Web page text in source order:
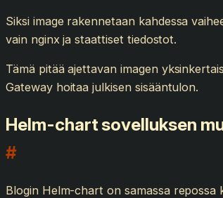
Siksi image rakennetaan kahdessa
vain nginx ja staattiset tiedostot.
Tämä pitää ajettavan imagen
Gateway hoitaa julkisen sisääntulon.
Helm-chart sovelluksen
#
Blogin Helm-chart on samassa